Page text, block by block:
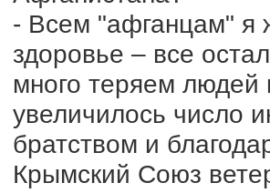
- Всем "афганцам" я
здоровье – все
много теряем людей
увеличилось число
братством и
Крымский Союз